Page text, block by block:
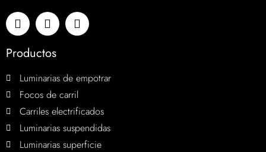
Productos
Luminarias de empotrar
Focos de carril
Carriles electrificados
Luminarias suspendidas
Luminarias superficie